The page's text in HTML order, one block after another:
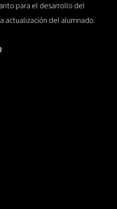
para el desarrollo del
actualización del alumnado.